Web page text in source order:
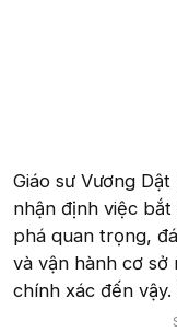
Giáo sư Vương
nhận định việc
phá quan trọng,
và vận hành cơ
chính xác đến vậy.